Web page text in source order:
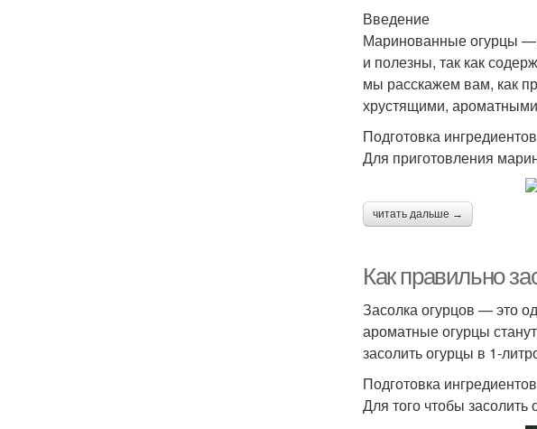
Введение
Маринованные огурцы —
и полезны, так как
мы расскажем вам, как
хрустящими,
Подготовка ингредиентов
Для приготовления
читать дальше →
Как правильно
Засолка огурцов — это
ароматные огурцы
засолить огурцы в 1-
Подготовка ингредиентов
Для того чтобы